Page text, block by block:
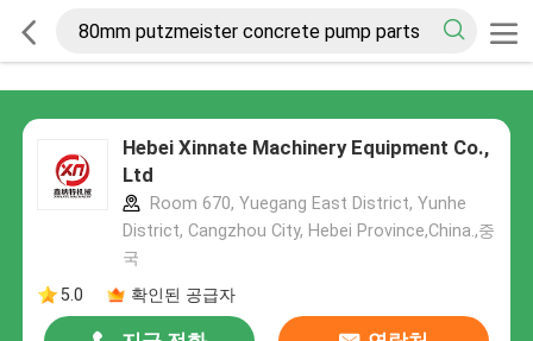
Hebei Xinnate Machinery Equipment Co.,
Ltd
Room 670, Yuegang East District, Yunhe
District, Cangzhou City, Hebei Province,China.,중
국
5.0
확인된 공급자